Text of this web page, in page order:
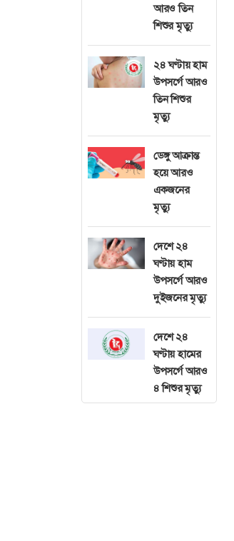
আরও তিন
শিশুর মৃত্যু
২৪ ঘণ্টায় হাম
উপসর্গে আরও
তিন শিশুর
মৃত্যু
ডেঙ্গু আক্রান্ত
হয়ে আরও
একজনের
মৃত্যু
দেশে ২৪
ঘণ্টায় হাম
উপসর্গে আরও
দুইজনের মৃত্যু
দেশে ২৪
ঘণ্টায় হামের
উপসর্গে আরও
৪ শিশুর মৃত্যু